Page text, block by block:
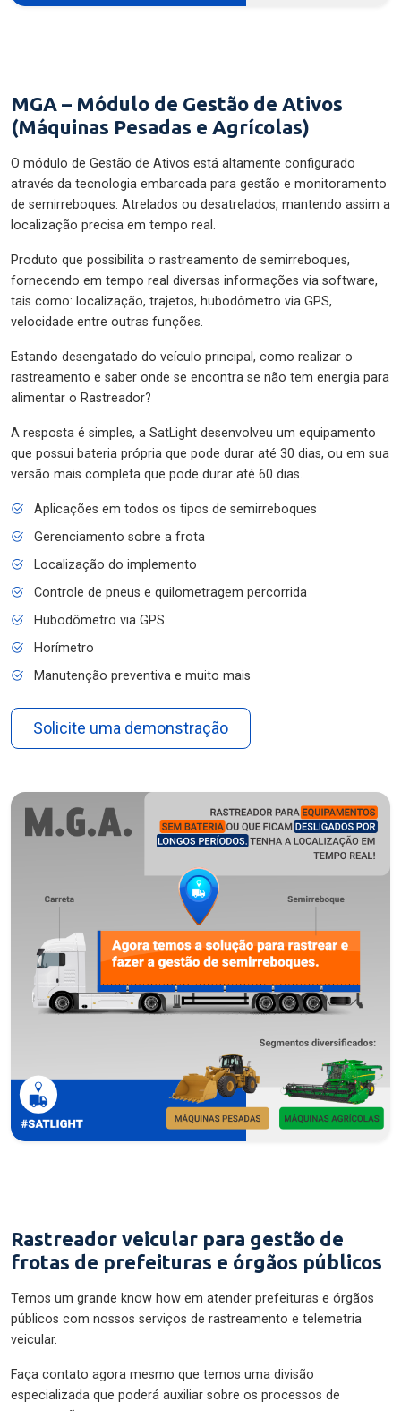
MGA – Módulo de Gestão de Ativos
(Máquinas Pesadas e Agrícolas)
O módulo de Gestão de Ativos está altamente configurado
através da tecnologia embarcada para gestão e monitoramento
de semirreboques: Atrelados ou desatrelados, mantendo assim a
localização precisa em tempo real.
Produto que possibilita o rastreamento de semirreboques,
fornecendo em tempo real diversas informações via software,
tais como: localização, trajetos, hubodômetro via GPS,
velocidade entre outras funções.
Estando desengatado do veículo principal, como realizar o
rastreamento e saber onde se encontra se não tem energia para
alimentar o Rastreador?
A resposta é simples, a SatLight desenvolveu um equipamento
que possui bateria própria que pode durar até 30 dias, ou em sua
versão mais completa que pode durar até 60 dias.
Aplicações em todos os tipos de semirreboques
Gerenciamento sobre a frota
Localização do implemento
Controle de pneus e quilometragem percorrida
Hubodômetro via GPS
Horímetro
Manutenção preventiva e muito mais
Solicite uma demonstração
Rastreador veicular para gestão de
frotas de prefeituras e órgãos públicos
Temos um grande know how em atender prefeituras e órgãos
públicos com nossos serviços de rastreamento e telemetria
veicular.
Faça contato agora mesmo que temos uma divisão
especializada que poderá auxiliar sobre os processos de